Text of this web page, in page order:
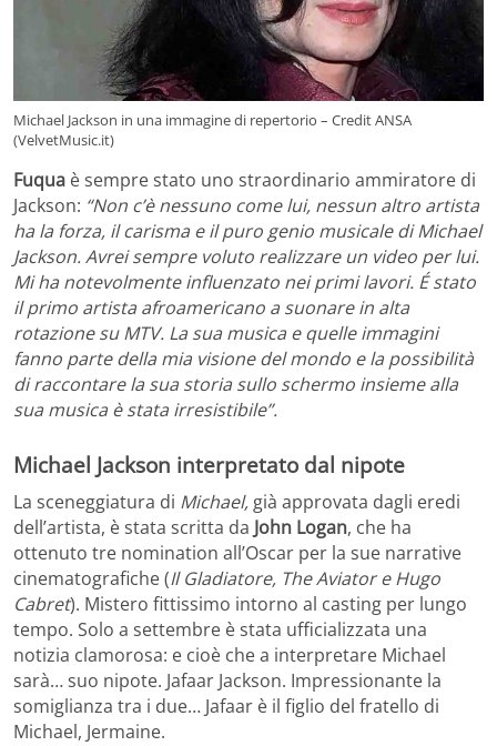
Michael Jackson in una immagine di repertorio – Credit ANSA
(VelvetMusic.it)
Fuqua è sempre stato uno straordinario ammiratore di
Jackson: “Non c’è nessuno come lui, nessun altro artista
ha la forza, il carisma e il puro genio musicale di Michael
Jackson. Avrei sempre voluto realizzare un video per lui.
Mi ha notevolmente influenzato nei primi lavori. É stato
il primo artista afroamericano a suonare in alta
rotazione su MTV. La sua musica e quelle immagini
fanno parte della mia visione del mondo e la possibilità
di raccontare la sua storia sullo schermo insieme alla
sua musica è stata irresistibile”.
Michael Jackson interpretato dal nipote
La sceneggiatura di Michael, già approvata dagli eredi
dell’artista, è stata scritta da John Logan, che ha
ottenuto tre nomination all’Oscar per la sue narrative
cinematografiche (Il Gladiatore, The Aviator e Hugo
Cabret). Mistero fittissimo intorno al casting per lungo
tempo. Solo a settembre è stata ufficializzata una
notizia clamorosa: e cioè che a interpretare Michael
sarà… suo nipote. Jafaar Jackson. Impressionante la
somiglianza tra i due… Jafaar è il figlio del fratello di
Michael, Jermaine.